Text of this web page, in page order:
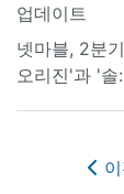
업데이트
넷마블, 2분
오리진'과 '